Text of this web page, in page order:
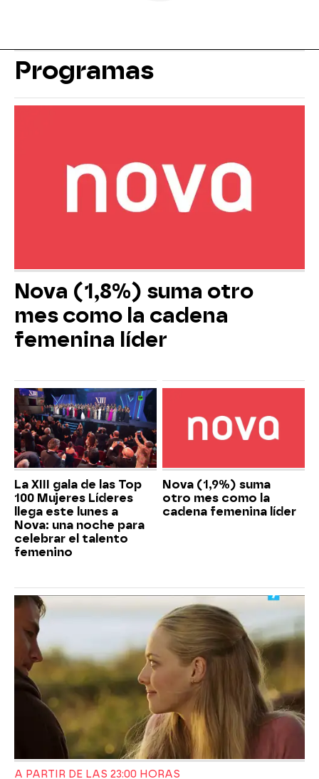
Programas
Nova (1,8%) suma otro
mes como la cadena
femenina líder
La XIII gala de las Top
100 Mujeres Líderes
llega este lunes a
Nova: una noche para
celebrar el talento
femenino
Nova (1,9%) suma
otro mes como la
cadena femenina líder
A PARTIR DE LAS 23:00 HORAS